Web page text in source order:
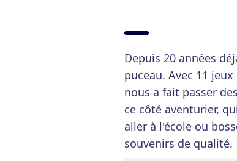
Depuis 20 années
puceau. Avec 11
nous a fait passer
ce côté aventurier,
aller à l'école ou
souvenirs de qualité.